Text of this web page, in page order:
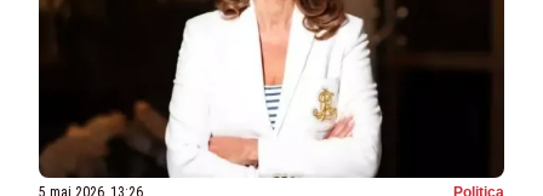
5 mai 2026, 13:26 Politica